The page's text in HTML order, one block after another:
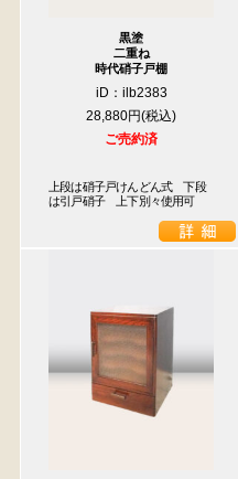
黒塗
二重ね
時代硝子戸棚
iD：ilb2383
28,880円
ご売約済
上段は硝子戸けんどん式　下段
は引戸硝子　上下別々使用可